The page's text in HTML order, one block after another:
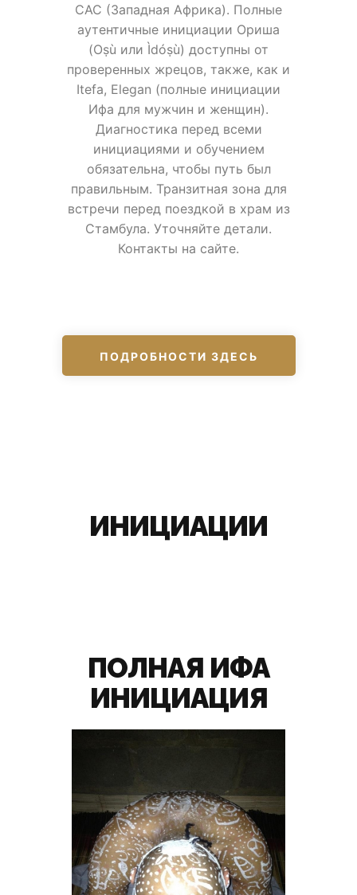
САС (Западная Африка). Полные
аутентичные инициации Ориша
(Oṣù или Ìdóṣù) доступны от
проверенных жрецов, также, как и
Itefa, Elegan (полные инициации
Ифа для мужчин и женщин).
Диагностика перед всеми
инициациями и обучением
обязательна, чтобы путь был
правильным. Транзитная зона для
встречи перед поездкой в храм из
Стамбула. Уточняйте детали.
Контакты на сайте.
ПОДРОБНОСТИ ЗДЕСЬ
ИНИЦИАЦИИ
ПОЛНАЯ ИФА
ИНИЦИАЦИЯ